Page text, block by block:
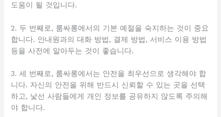
도움이 될 것입니다.
2. 두 번째로, 룸싸롱에서의 기본 예절을 숙지하는 것이 중요
합니다. 안내원과의 대화 방법, 결제 방법, 서비스 이용 방법
등을 사전에 알아두는 것이 좋습니다.
3. 세 번째로, 룸싸롱에서는 안전을 최우선으로 생각해야 합
니다. 자신의 안전을 위해 반드시 신뢰할 수 있는 곳을 선택
하고, 낯선 사람들에게 개인 정보를 공유하지 않도록 주의해
야 합니다.